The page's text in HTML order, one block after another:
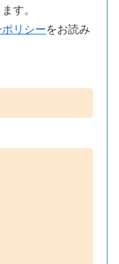
す。
リシーをお読み